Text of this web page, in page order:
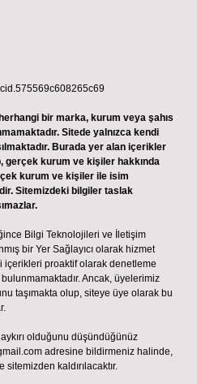
bir marka, kurum veya şahıs
Sitede yalnızca kendi
Burada yer alan içerikler
gerçek kurum ve kişiler hakkında
kurum ve kişiler ile isim
Sitemizdeki bilgiler taslak
Bilgi Teknolojileri ve İletişim
bir Yer Sağlayıcı olarak hizmet
içerikleri proaktif olarak denetleme
Ancak, üyelerimiz
taşımakta olup, siteye üye olarak bu
olduğunu düşündüğünüz
adresine bildirmeniz halinde,
kaldırılacaktır.